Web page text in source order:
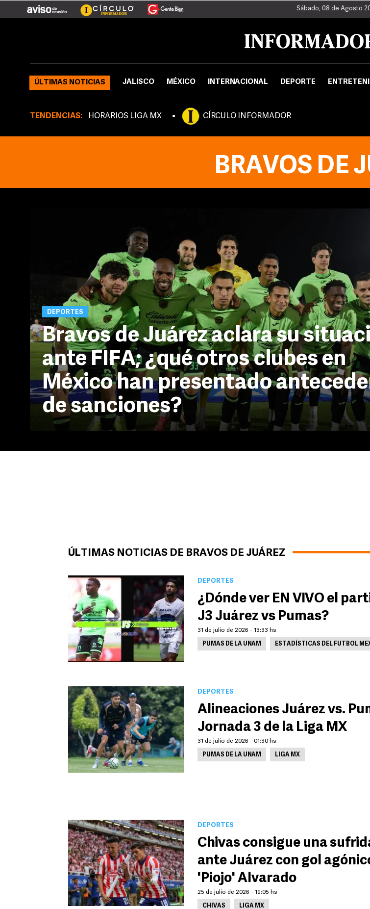
Sábado, 08 de Agosto
ÚLTIMAS NOTICIAS JALISCO MÉXICO INTERNACIONAL DEPORTE
TENDENCIAS: HORARIOS LIGA MX CÍRCULO INFORMADOR
BRAVOS DE
DEPORTES
Bravos de Juárez aclara su
ante FIFA; ¿qué otros clubes en
México han presentado
de sanciones?
ÚLTIMAS NOTICIAS DE BRAVOS DE JUÁREZ
DEPORTES
¿Dónde ver EN VIVO el
J3 Juárez vs Pumas?
31 de julio de 2026 - 13:33 hs
PUMAS DE LA UNAM ESTADÍSTICAS DEL FUTBOL
DEPORTES
Alineaciones Juárez vs.
Jornada 3 de la Liga MX
31 de julio de 2026 - 01:30 hs
PUMAS DE LA UNAM LIGA MX
DEPORTES
Chivas consigue una
ante Juárez con gol
'Piojo' Alvarado
25 de julio de 2026 - 19:05 hs
CHIVAS LIGA MX